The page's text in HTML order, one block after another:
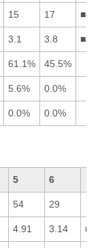
15 17
3.1 3.8
61.1% 45.5%
5.6% 0.0%
0.0% 0.0%
5 6
54 29
4.91 3.14